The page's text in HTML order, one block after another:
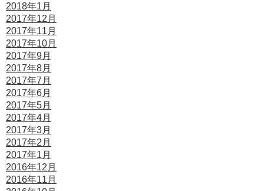
2018年1月
2017年12月
2017年11月
2017年10月
2017年9月
2017年8月
2017年7月
2017年6月
2017年5月
2017年4月
2017年3月
2017年2月
2017年1月
2016年12月
2016年11月